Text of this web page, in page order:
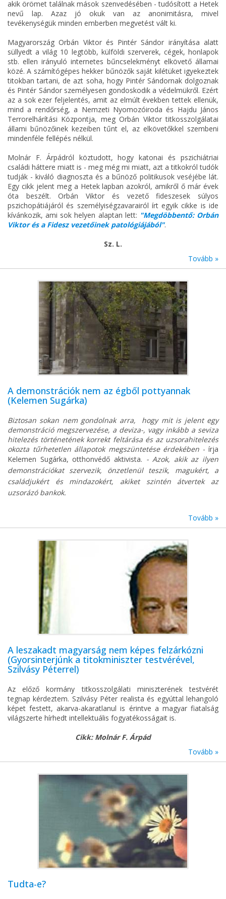
akik örömet találnak mások szenvedésében - tudósított a Hetek
nevű lap. Azaz jó okuk van az anonimitásra, mivel
tevékenységük minden emberben megvetést vált ki.
Magyarország Orbán Viktor és Pintér Sándor irányítása alatt
süllyedt a világ 10 legtöbb, külföldi szerverek, cégek, honlapok
stb. ellen irányuló internetes bűncselekményt elkövető államai
közé. A számítógépes hekker bűnözők saját kilétüket igyekeztek
titokban tartani, de azt soha, hogy Pintér Sándornak dolgoznak
és Pintér Sándor személyesen gondoskodik a védelmükről. Ezért
az a sok ezer feljelentés, amit az elmúlt években tettek ellenük,
mind a rendőrség, a Nemzeti Nyomozóiroda és Hajdu János
Terrorelhárítási Központja, meg Orbán Viktor titkosszolgálatai
állami bűnözőinek kezeiben tűnt el, az elkövetőkkel szembeni
mindenféle fellépés nélkül.
Molnár F. Árpádról köztudott, hogy katonai és pszichiátriai
családi háttere miatt is - meg még mi miatt, azt a titkokról tudók
tudják - kiváló diagnoszta és a bűnöző politikusok veséjébe lát.
Egy cikk jelent meg a Hetek lapban azokról, amikről ő már évek
óta beszélt. Orbán Viktor és vezető fideszesek súlyos
pszichopátiájáról és személyiségzavarairól írt egyik cikke is ide
kívánkozik, ami sok helyen alaptan lett: "Megdöbbentő: Orbán
Viktor és a Fidesz vezetőinek patológiájából".
Sz. L.
Tovább »
A demonstrációk nem az égből pottyannak
(Kelemen Sugárka)
Biztosan sokan nem gondolnak arra, hogy mit is jelent egy
demonstráció megszervezése, a deviza-, vagy inkább a seviza
hitelezés történetének korrekt feltárása és az uzsorahitelezés
okozta tűrhetetlen állapotok megszüntetése érdekében - írja
Kelemen Sugárka, otthonvédő aktivista. - Azok, akik az ilyen
demonstrációkat szervezik, önzetlenül teszik, magukért, a
családjukért és mindazokért, akiket szintén átvertek az
uzsorázó bankok.
Tovább »
A leszakadt magyarság nem képes felzárkózni
(Gyorsinterjúnk a titokminiszter testvérével,
Szilvásy Péterrel)
Az előző kormány titkosszolgálati miniszterének testvérét
tegnap kérdeztem. Szilvásy Péter realista és egyúttal lehangoló
képet festett, akarva-akaratlanul is érintve a magyar fiatalság
világszerte hírhedt intellektuális fogyatékosságait is.
Cikk: Molnár F. Árpád
Tovább »
Tudta-e?